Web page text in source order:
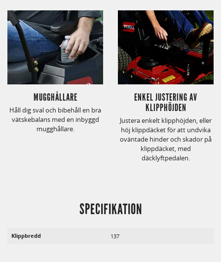
MUGGHÅLLARE
Håll dig sval och bibehåll en bra
vätskebalans med en inbyggd
mugghållare.
ENKEL JUSTERING AV
KLIPPHÖJDEN
Justera enkelt klipphöjden, eller
höj klippdäcket för att undvika
oväntade hinder och skador på
klippdäcket, med
däcklyftpedalen.
SPECIFIKATION
Klippbredd 137